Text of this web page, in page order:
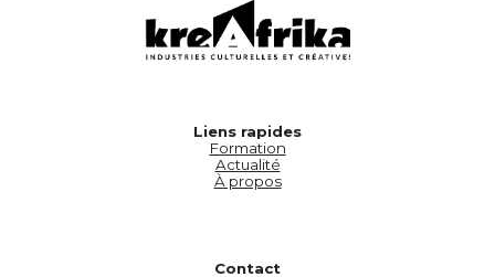
Liens rapides
Formation
Actualité
À propos
Contact